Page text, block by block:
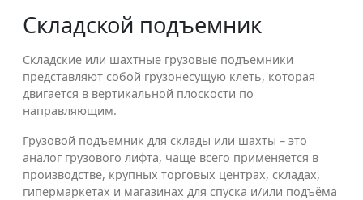
Складской подъемник
Складские или шахтные грузовые подъемники
представляют собой грузонесущую клеть, которая
двигается в вертикальной плоскости по
направляющим.
Грузовой подъемник для склады или шахты – это
аналог грузового лифта, чаще всего применяется в
производстве, крупных торговых центрах, складах,
гипермаркетах и магазинах для спуска и/или подъёма